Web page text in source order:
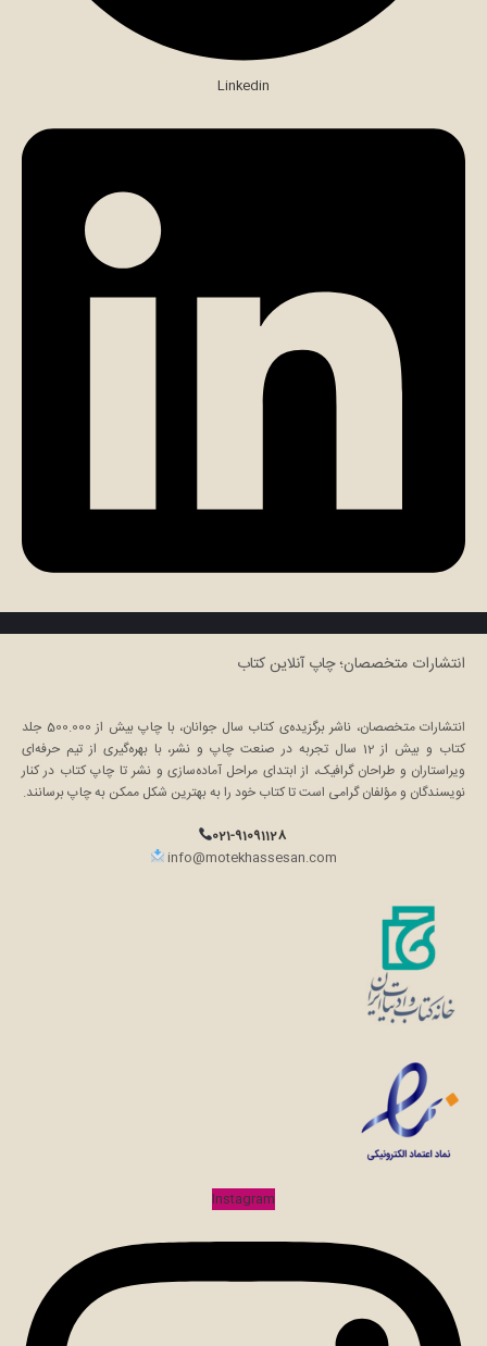
Linkedin
انتشارات متخصصان؛ چاپ آنلاین کتاب
انتشارات متخصصان، ناشر برگزیده‌ی کتاب سال جوانان، با چاپ بیش از 500.000 جلد
کتاب و بیش از 12 سال تجربه در صنعت چاپ و نشر، با بهره‌گیری از تیم حرفه‌ای
ویراستاران و طراحان گرافیک، از ابتدای مراحل آماده‌سازی و نشر تا چاپ کتاب در کنار
نویسندگان و مؤلفان گرامی است تا کتاب خود را به بهترین شکل ممکن به چاپ برسانند.
021-91091128
info@motekhassesan.com
Instagram